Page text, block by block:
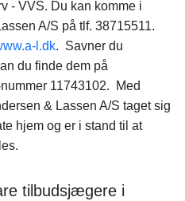
- VVS. Du kan komme i
A/S på tlf. 38715511.
l.dk. Savner du
du finde dem på
11743102. Med
& Lassen A/S taget sig
hjem og er i stand til at
tilbudsjægere i